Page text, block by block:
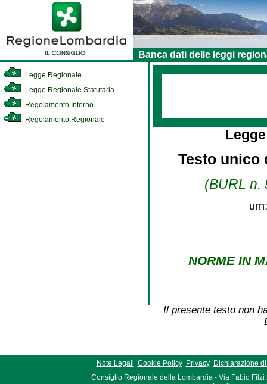
Banca dati delle leggi
Legge Regionale
Legge Regionale Statutaria
Regolamento Interno
Regolamento Regionale
Testo unico
(BURL n.
NORME IN
Il presente testo non
Note Legali Cookie Policy Privacy
Dichiarazione
Consiglio Regionale della Lombardia - Via Fabio Filzi